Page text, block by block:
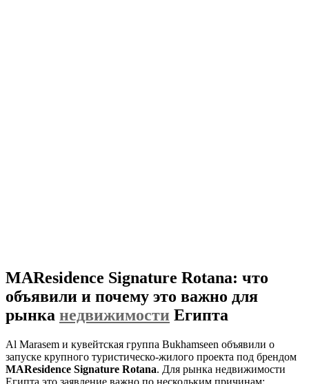
MAResidence Signature Rotana: что
объявили и почему это важно для
рынка недвижимости Египта
Al Marasem и кувейтская группа Bukhamseen объявили о
запуске крупного туристическо‑жилого проекта под брендом
MAResidence Signature Rotana. Для рынка недвижимости
Египта это заявление важно по нескольким причинам: